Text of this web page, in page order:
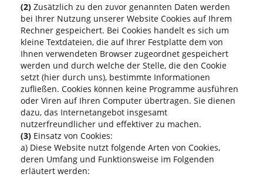
(2) Zusätzlich zu den zuvor genannten Daten werden
bei Ihrer Nutzung unserer Website Cookies auf Ihrem
Rechner gespeichert. Bei Cookies handelt es sich um
kleine Textdateien, die auf Ihrer Festplatte dem von
Ihnen verwendeten Browser zugeordnet gespeichert
werden und durch welche der Stelle, die den Cookie
setzt (hier durch uns), bestimmte Informationen
zufließen. Cookies können keine Programme ausführen
oder Viren auf Ihren Computer übertragen. Sie dienen
dazu, das Internetangebot insgesamt
nutzerfreundlicher und effektiver zu machen.
(3) Einsatz von Cookies:
a) Diese Website nutzt folgende Arten von Cookies,
deren Umfang und Funktionsweise im Folgenden
erläutert werden: